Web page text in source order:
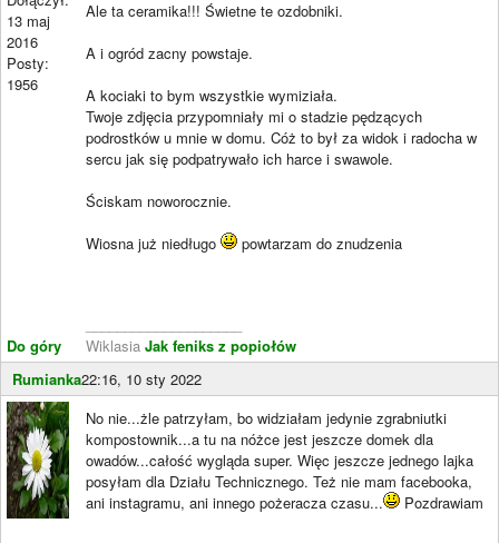
13 maj
2016
Posty:
1956
Do góry
Ale ta ceramika!!! Świetne te ozdobniki.
A i ogród zacny powstaje.
A kociaki to bym wszystkie wymiziała.
Twoje zdjęcia przypomniały mi o stadzie pędzących
podrostków u mnie w domu. Cóż to był za widok i radocha w
sercu jak się podpatrywało ich harce i swawole.
Ściskam noworocznie.
Wiosna już niedługo
powtarzam do znudzenia
Wiklasia Jak feniks z popiołów
Rumianka22:16, 10 sty 2022
No nie...żle patrzyłam, bo widziałam jedynie zgrabniutki
kompostownik...a tu na nóżce jest jeszcze domek dla
owadów...całość wygląda super. Więc jeszcze jednego lajka
posyłam dla Działu Technicznego. Też nie mam facebooka,
ani instagramu, ani innego pożeracza czasu...
Pozdrawiam